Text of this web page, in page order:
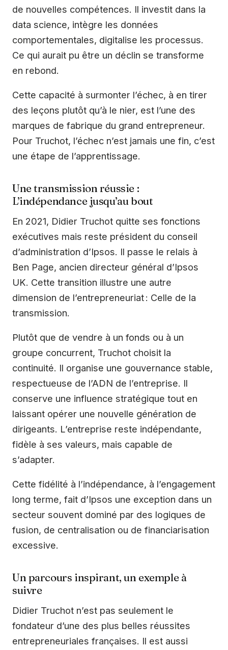
de nouvelles compétences. Il investit dans la
data science, intègre les données
comportementales, digitalise les processus.
Ce qui aurait pu être un déclin se transforme
en rebond.
Cette capacité à surmonter l’échec, à en tirer
des leçons plutôt qu’à le nier, est l’une des
marques de fabrique du grand entrepreneur.
Pour Truchot, l’échec n’est jamais une fin, c’est
une étape de l’apprentissage.
Une transmission réussie :
L’indépendance jusqu’au bout
En 2021, Didier Truchot quitte ses fonctions
exécutives mais reste président du conseil
d’administration d’Ipsos. Il passe le relais à
Ben Page, ancien directeur général d’Ipsos
UK. Cette transition illustre une autre
dimension de l’entrepreneuriat : Celle de la
transmission.
Plutôt que de vendre à un fonds ou à un
groupe concurrent, Truchot choisit la
continuité. Il organise une gouvernance stable,
respectueuse de l’ADN de l’entreprise. Il
conserve une influence stratégique tout en
laissant opérer une nouvelle génération de
dirigeants. L’entreprise reste indépendante,
fidèle à ses valeurs, mais capable de
s’adapter.
Cette fidélité à l’indépendance, à l’engagement
long terme, fait d’Ipsos une exception dans un
secteur souvent dominé par des logiques de
fusion, de centralisation ou de financiarisation
excessive.
Un parcours inspirant, un exemple à
suivre
Didier Truchot n’est pas seulement le
fondateur d’une des plus belles réussites
entrepreneuriales françaises. Il est aussi